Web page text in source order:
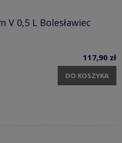
V 0,5 L Bolesławiec
117,90 zł
DO KOSZYKA